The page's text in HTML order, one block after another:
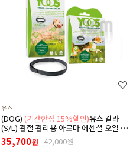
유스
(DOG) (기간한정 15%할인)유스 칼라
(S/L) 관절 관리용 아로마 에센셜 오일 목
걸이
35,700원 42,000원